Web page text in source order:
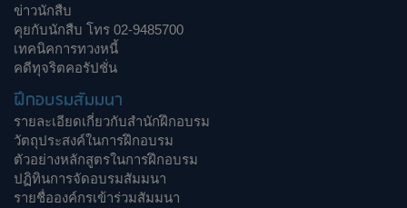
ข่าวนักสืบ
คุยกับนักสืบ โทร 02-9485700
เทคนิคการทวงหนี้
คดีทุจริตคอรัปชั่น
ฝึกอบรมสัมมนา
รายละเอียดเกี่ยวกับสำนักฝึกอบรม
วัตถุประสงค์ในการฝึกอบรม
ตัวอย่างหลักสูตรในการฝึกอบรม
ปฏิทินการจัดอบรมสัมมนา
รายชื่อองค์กรเข้าร่วมสัมมนา